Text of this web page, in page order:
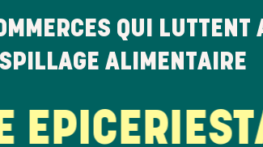
QUI LUTTENT
ALIMENTAIRE